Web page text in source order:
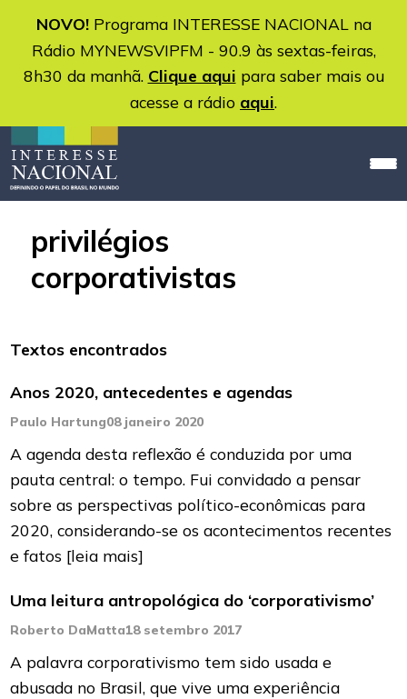
NOVO!Programa INTERESSE NACIONAL na
Rádio MYNEWSVIPFM - 90.9 às sextas-feiras,
8h30 da manhã. Clique aqui para saber mais ou
acesse a rádio aqui.
privilégios
corporativistas
Textos encontrados
Anos 2020, antecedentes e agendas
Paulo Hartung08 janeiro 2020
A agenda desta reflexão é conduzida por uma
pauta central: o tempo. Fui convidado a pensar
sobre as perspectivas político-econômicas para
2020, considerando-se os acontecimentos recentes
e fatos [leia mais]
Uma leitura antropológica do ‘corporativismo’
Roberto DaMatta18 setembro 2017
A palavra corporativismo tem sido usada e
abusada no Brasil, que vive uma experiência